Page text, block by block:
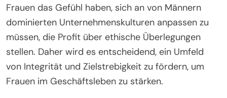
Frauen das Gefühl haben, sich an von Männern
dominierten Unternehmenskulturen anpassen zu
müssen, die Profit über ethische Überlegungen
stellen. Daher wird es entscheidend, ein Umfeld
von Integrität und Zielstrebigkeit zu fördern, um
Frauen im Geschäftsleben zu stärken.